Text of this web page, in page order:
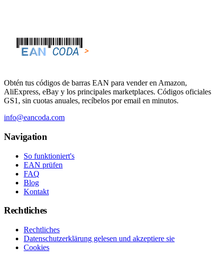
Obtén tus códigos de barras EAN para vender en Amazon,
AliExpress, eBay y los principales marketplaces. Códigos oficiales
GS1, sin cuotas anuales, recíbelos por email en minutos.
info@eancoda.com
Navigation
So funktioniert's
EAN prüfen
FAQ
Blog
Kontakt
Rechtliches
Rechtliches
Datenschutzerklärung gelesen und akzeptiere sie
Cookies